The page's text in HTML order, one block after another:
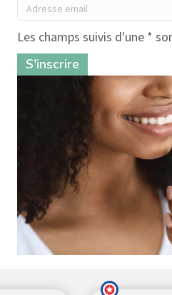
Les champs suivis d'une *